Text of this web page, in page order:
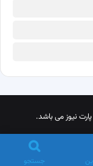
نیوز می باشد.
جستجو